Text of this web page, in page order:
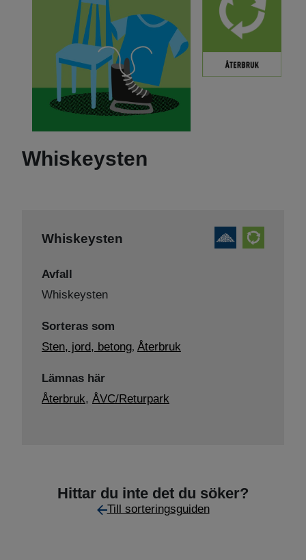
Whiskeysten
Whiskeysten
Avfall
Whiskeysten
Sorteras som
Sten, jord, betong, Återbruk
Lämnas här
Återbruk, ÅVC/Returpark
Hittar du inte det du söker?
Till sorteringsguiden